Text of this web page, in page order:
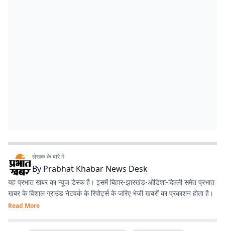
लेखक के बारे में
By Prabhat Khabar News Desk
यह प्रभात खबर का न्यूज डेस्क है। इसमें बिहार-झारखंड-ओडिशा-दिल्‍ली समेत प्रभात
खबर के विशाल ग्राउंड नेटवर्क के रिपोर्ट्स के जरिए भेजी खबरों का प्रकाशन होता है।
Read More